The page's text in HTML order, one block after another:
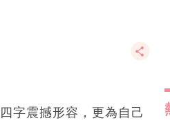
字震撼形容，更為自己